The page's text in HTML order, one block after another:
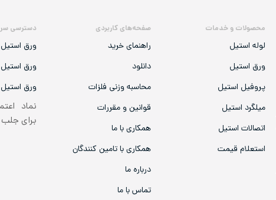
محصولات و خدمات
لوله استیل
ورق استیل
پروفیل استیل
میلگرد استیل
اتصالات استیل
استعلام قیمت
صفحه‌های کاربردی
راهنمای خرید
دانلود
محاسبه وزنی فلزات
قوانین و مقررات
همکاری با ما
همکاری با تامین کنندگان
درباره ما
تماس با ما
دسترسی
ورق استیل
ورق استیل
ورق
نماد
برای